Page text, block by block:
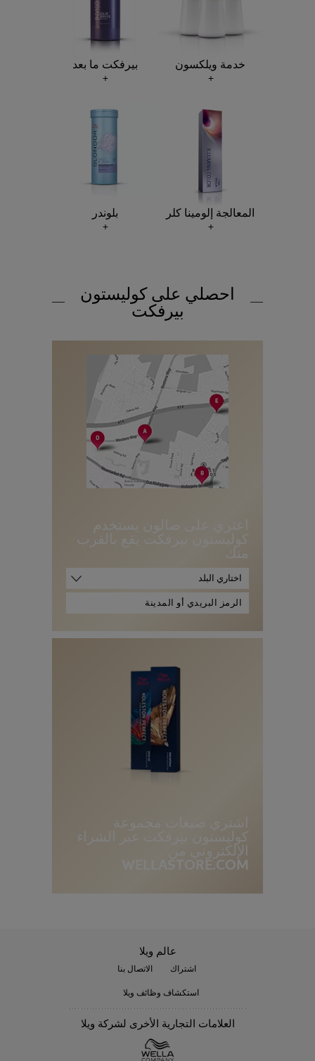
خدمة ويلكسون بيرفكت ما بعد
المعالجة إلومينا كلر بلوندر
احصلي على كوليستون
بيرفكت
اشتري صبغات مجموعة
كوليستون بيرفكت عبر الشراء
الإلكتروني من
WELLASTORE.COM
اعثري على صالون يستخدم
كوليستون بيرفكت يقع بالقرب
منك
اختاري البلد
ر
ز
عالم ويلا
اشتراك الاتصال بنا
استكشاف وظائف ويلا
العلامات التجارية الأخرى لشركة ويلا